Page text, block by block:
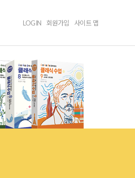
LOGIN 회원가입 사이트 맵